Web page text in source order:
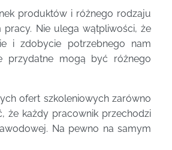
produktów i różnego rodzaju
Nie ulega wątpliwości, że
i zdobycie potrzebnego nam
przydatne mogą być różnego
ofert szkoleniowych zarówno
że każdy pracownik przechodzi
Na pewno na samym